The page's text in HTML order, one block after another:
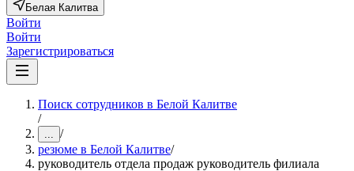
Белая Калитва
Войти
Войти
Зарегистрироваться
Поиск сотрудников в Белой Калитве
/
... /
резюме в Белой Калитве/
руководитель отдела продаж руководитель филиала